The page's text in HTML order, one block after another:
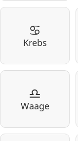
♋
Krebs
♎
Waage